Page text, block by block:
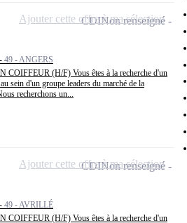
49 - ANGERS
COIFFEUR (H/F) Vous êtes à la recherche d'un
sein d'un groupe leaders du marché de la
recherchons un...
CDINon renseigné
Ajouter cette offre à ma sélection
49 - AVRILLÉ
COIFFEUR (H/F) Vous êtes à la recherche d'un
CDINon renseigné
Ajouter cette offre à ma sélection